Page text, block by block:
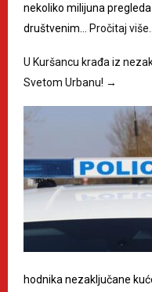
nekoliko milijuna
društvenim…
Pročitaj više…
U Kuršancu krađa iz
Svetom Urbanu! →
hodnika nezaključane